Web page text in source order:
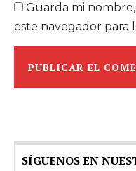
Guarda mi
este navegador para
SÍGUENOS EN